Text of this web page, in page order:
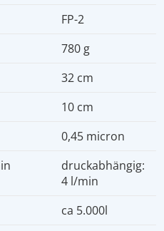
FP-2
780 g
32 cm
10 cm
0,45 micron
druckabhängig:
4 l/min
ca 5.000l